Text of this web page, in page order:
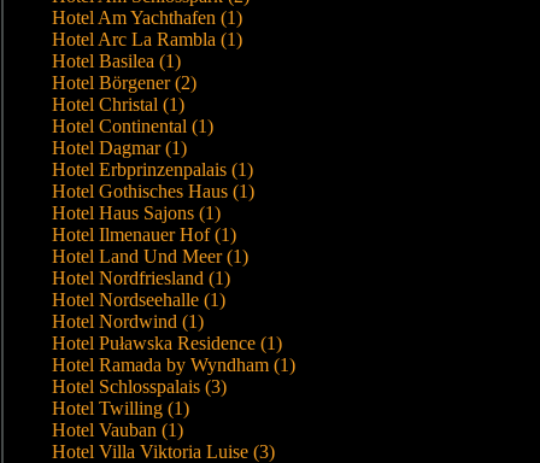
Hotel Am Yachthafen (1)
Hotel Arc La Rambla (1)
Hotel Basilea (1)
Hotel Börgener (2)
Hotel Christal (1)
Hotel Continental (1)
Hotel Dagmar (1)
Hotel Erbprinzenpalais (1)
Hotel Gothisches Haus (1)
Hotel Haus Sajons (1)
Hotel Ilmenauer Hof (1)
Hotel Land Und Meer (1)
Hotel Nordfriesland (1)
Hotel Nordseehalle (1)
Hotel Nordwind (1)
Hotel Puławska Residence (1)
Hotel Ramada by Wyndham (1)
Hotel Schlosspalais (3)
Hotel Twilling (1)
Hotel Vauban (1)
Hotel Villa Viktoria Luise (3)